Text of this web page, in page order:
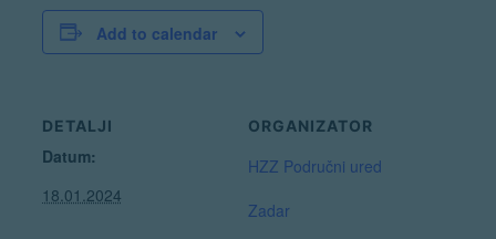
Add to calendar
DETALJI
Datum:
18.01.2024
ORGANIZATOR
HZZ Područni ured
Zadar